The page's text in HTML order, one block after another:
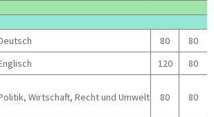
80
80
120
80
Wirt­schaft, Recht und Umwelt 80 80